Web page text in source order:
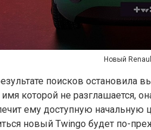
Новый
поисков остановила
которой не разглашается,
ему доступную
новый Twingo будет по-